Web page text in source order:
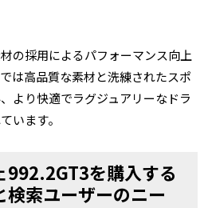
の採用によるパフォーマンス向上
は高品質な素材と洗練されたスポ
より快適でラグジュアリーなドラ
います。
992.2GT3を購入する
検索ユーザーのニー